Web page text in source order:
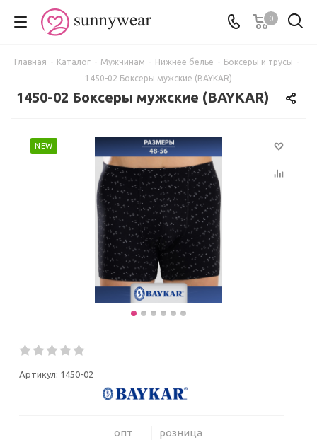
0
Главная - Каталог - Мужчинам - Нижнее белье - Боксеры и трусы -
1450-02 Боксеры мужские (BAYKAR)
1450-02 Боксеры мужские (BAYKAR)
NEW
Артикул: 1450-02
опт розница